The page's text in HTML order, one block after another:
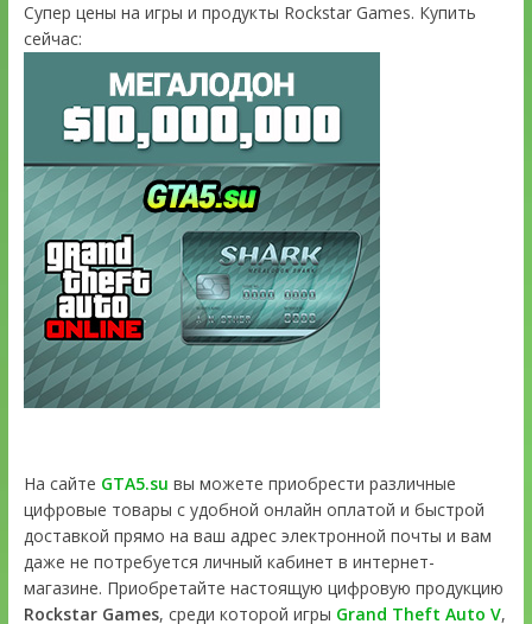
Супер цены на игры и продукты Rockstar Games. Купить
сейчас:
На сайте GTA5.su вы можете приобрести различные
цифровые товары с удобной онлайн оплатой и быстрой
доставкой прямо на ваш адрес электронной почты и вам
даже не потребуется личный кабинет в интернет-
магазине. Приобретайте настоящую цифровую продукцию
Rockstar Games, среди которой игры Grand Theft Auto V,